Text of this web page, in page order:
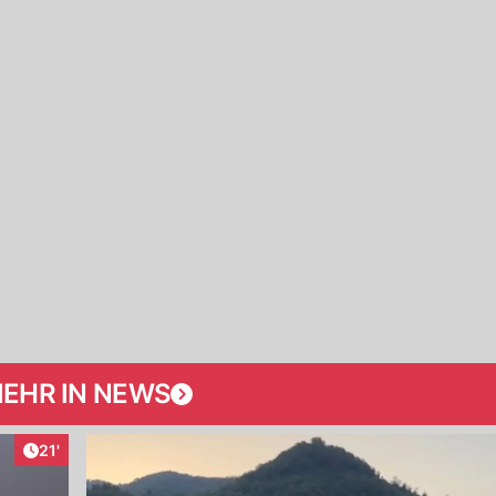
IN NEWS
Artikel veröffentlicht:
21'